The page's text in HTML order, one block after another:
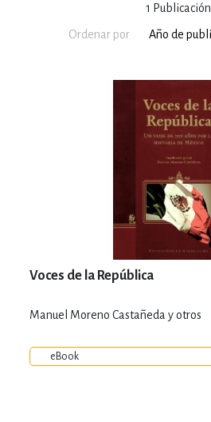
1 Publicación
Ordenar por
Voces de la República
Manuel Moreno Castañeda y otros
eBook